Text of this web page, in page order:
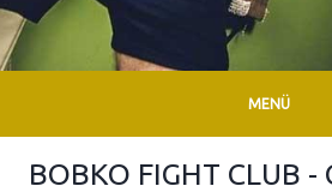
MENÜ
Kick-box
BOBKO FIGHT CLUB -